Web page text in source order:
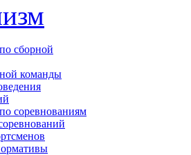
сборной
команды
соревнованиям